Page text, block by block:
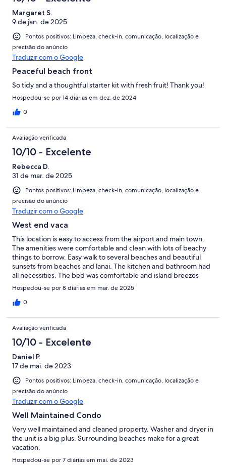
Margaret S.
9 de jan. de 2025
Pontos positivos: Limpeza, check-in, comunicação, localização e
precisão do anúncio
Traduzir com o Google
Peaceful beach front
So tidy and a thoughtful starter kit with fresh fruit! Thank you!
Hospedou-se por 14 diárias em dez. de 2024
0
Avaliação verificada
10/10 - Excelente
Rebecca D.
31 de mar. de 2025
Pontos positivos: Limpeza, check-in, comunicação, localização e
precisão do anúncio
Traduzir com o Google
West end vaca
This location is easy to access from the airport and main town.
The amenities were comfortable and clean with lots of beachy
things to borrow. Easy walk to several beaches and beautiful
sunsets from beaches and lanai. The kitchen and bathroom had
all necessities. The bed was comfortable and island breezes
were amazing. All in all a great experience.
Hospedou-se por 8 diárias em mar. de 2025
0
Avaliação verificada
10/10 - Excelente
Daniel P.
17 de mai. de 2023
Pontos positivos: Limpeza, check-in, comunicação, localização e
precisão do anúncio
Traduzir com o Google
Well Maintained Condo
Very well maintained and cleaned property. Washer and dryer in
the unit is a big plus. Surrounding beaches make for a great
vacation.
Hospedou-se por 7 diárias em mai. de 2023